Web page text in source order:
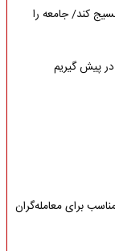
کند/ جامعه را
پیش گیریم
برای معامله‌گران